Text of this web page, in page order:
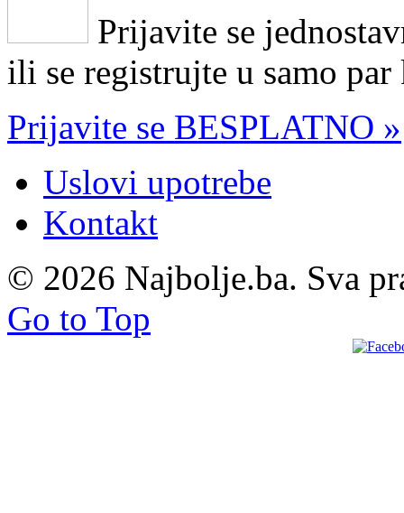
Prijavite se
ili se registrujte u samo
Prijavite se BESPLATNO »
Uslovi upotrebe
Kontakt
© 2026 Najbolje.ba. Sva
Go to Top